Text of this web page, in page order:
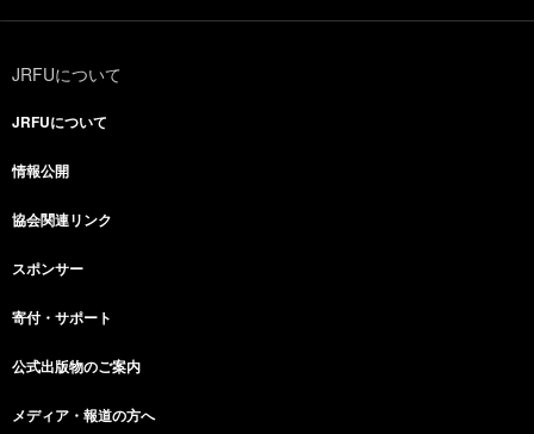
JRFUについて
JRFUについて
情報公開
協会関連リンク
スポンサー
寄付・サポート
公式出版物のご案内
メディア・報道の方へ